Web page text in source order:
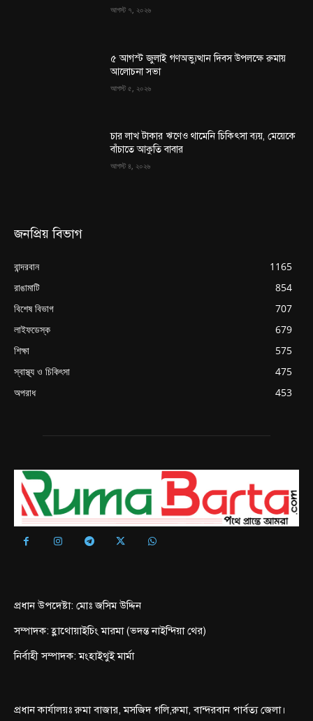
আগস্ট ৭, ২০২৬
৫ আগস্ট জুলাই গণঅভ্যুত্থান দিবস উপলক্ষে রুমায়
আলোচনা সভা
আগস্ট ৫, ২০২৬
চার লাখ টাকার ঋণেও থামেনি চিকিৎসা ব্যয়, মেয়েকে
বাঁচাতে আকুতি বাবার
আগস্ট ৪, ২০২৬
জনপ্রিয় বিভাগ
বান্দরবান
1165
রাঙামাটি
854
বিশেষ বিভাগ
707
লাইফডেস্ক
679
শিক্ষা
575
স্বাস্থ্য ও চিকিৎসা
475
অপরাধ
453
প্রধান উপদেষ্টা: মোঃ জসিম উদ্দিন
সম্পাদক: হ্লাথোয়াইচিং মারমা (ভদন্ত নাইন্দিয়া থের)
নির্বাহী সম্পাদক: মংহাইথুই মার্মা
প্রধান কার্যালয়ঃ রুমা বাজার, মসজিদ গলি,রুমা, বান্দরবান পার্বত্য জেলা।